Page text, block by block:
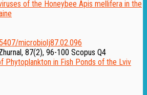
microbiolj87.02.096
87(2), 96-100 Scopus Q4